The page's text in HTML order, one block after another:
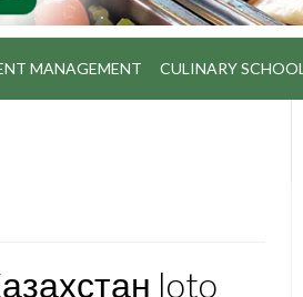
MANAGEMENT CULINARY SCHOOL
loto